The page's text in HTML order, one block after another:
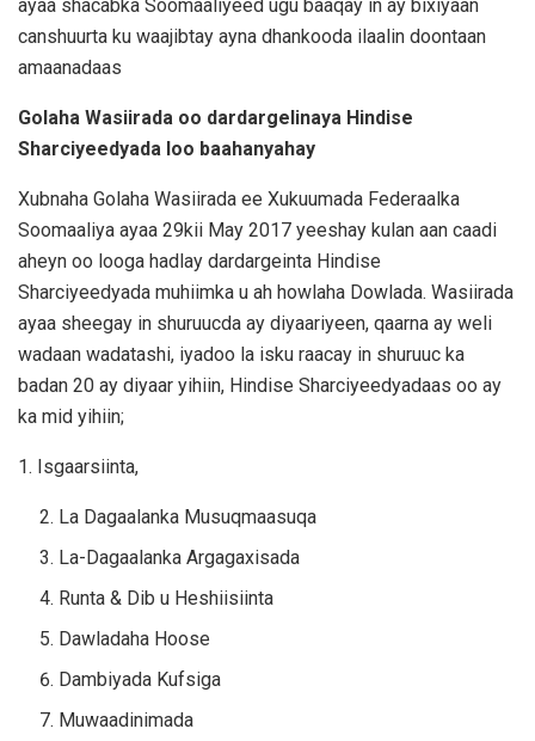
ayaa shacabka Soomaaliyeed ugu baaqay in ay bixiyaan
canshuurta ku waajibtay ayna dhankooda ilaalin doontaan
amaanadaas
Golaha Wasiirada oo dardargelinaya Hindise
Sharciyeedyada loo baahanyahay
Xubnaha Golaha Wasiirada ee Xukuumada Federaalka
Soomaaliya ayaa 29kii May 2017 yeeshay kulan aan caadi
aheyn oo looga hadlay dardargeinta Hindise
Sharciyeedyada muhiimka u ah howlaha Dowlada. Wasiirada
ayaa sheegay in shuruucda ay diyaariyeen, qaarna ay weli
wadaan wadatashi, iyadoo la isku raacay in shuruuc ka
badan 20 ay diyaar yihiin, Hindise Sharciyeedyadaas oo ay
ka mid yihiin;
‪1. Isgaarsiinta,
La Dagaalanka Musuqmaasuqa
La-Dagaalanka Argagaxisada
Runta & Dib u Heshiisiinta
Dawladaha Hoose
Dambiyada Kufsiga
Muwaadinimada